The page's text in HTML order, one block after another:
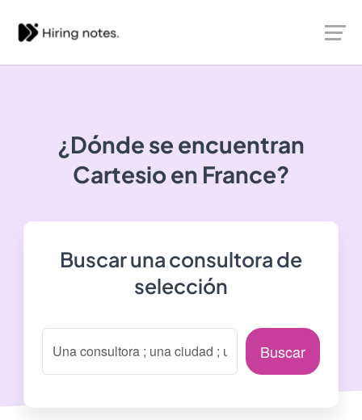
¿Dónde se encuentran
Cartesioen France?
Buscar una consultora de
selección
Buscar